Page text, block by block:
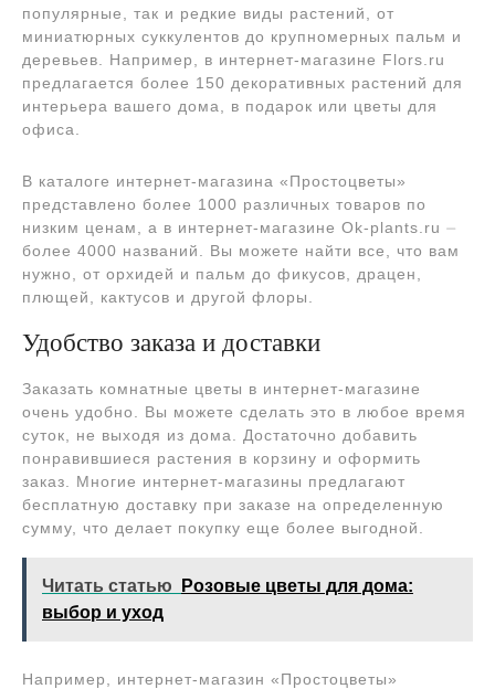
популярные, так и редкие виды растений, от
миниатюрных суккулентов до крупномерных пальм и
деревьев. Например, в интернет-магазине Flors.ru
предлагается более 150 декоративных растений для
интерьера вашего дома, в подарок или цветы для
офиса.
В каталоге интернет-магазина «Простоцветы»
представлено более 1000 различных товаров по
низким ценам, а в интернет-магазине Ok-plants.ru ⏤
более 4000 названий. Вы можете найти все, что вам
нужно, от орхидей и пальм до фикусов, драцен,
плющей, кактусов и другой флоры.
Удобство заказа и доставки
Заказать комнатные цветы в интернет-магазине
очень удобно. Вы можете сделать это в любое время
суток, не выходя из дома. Достаточно добавить
понравившиеся растения в корзину и оформить
заказ. Многие интернет-магазины предлагают
бесплатную доставку при заказе на определенную
сумму, что делает покупку еще более выгодной.
Читать статью
Розовые цветы для дома:
выбор и уход
Например, интернет-магазин «Простоцветы»